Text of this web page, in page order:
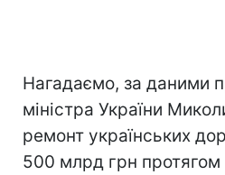
Нагадаємо, за даними
міністра України
ремонт українських
500 млрд грн протягом